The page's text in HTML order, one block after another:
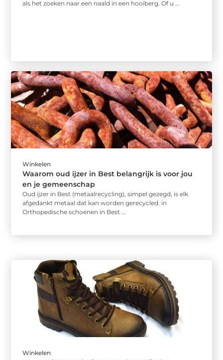
als het zoeken naar een naald in een hooiberg. Of u ...
Winkelen
Waarom oud ijzer in Best belangrijk is voor jou
en je gemeenschap
Oud ijzer in Best (metaalrecycling), simpel gezegd, is elk
afgedankt metaal dat kan worden gerecycled. in
Orthopedische schoenen in Best ...
Winkelen